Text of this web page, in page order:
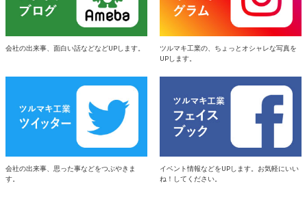
会社の出来事、面白い話などなどUPします。
ツルマキ工業の、ちょっとオシャレな写真を
UPします。
会社の出来事、思った事などをつぶやきま
す。
イベント情報などをUPします。お気軽にいい
ね！してください。